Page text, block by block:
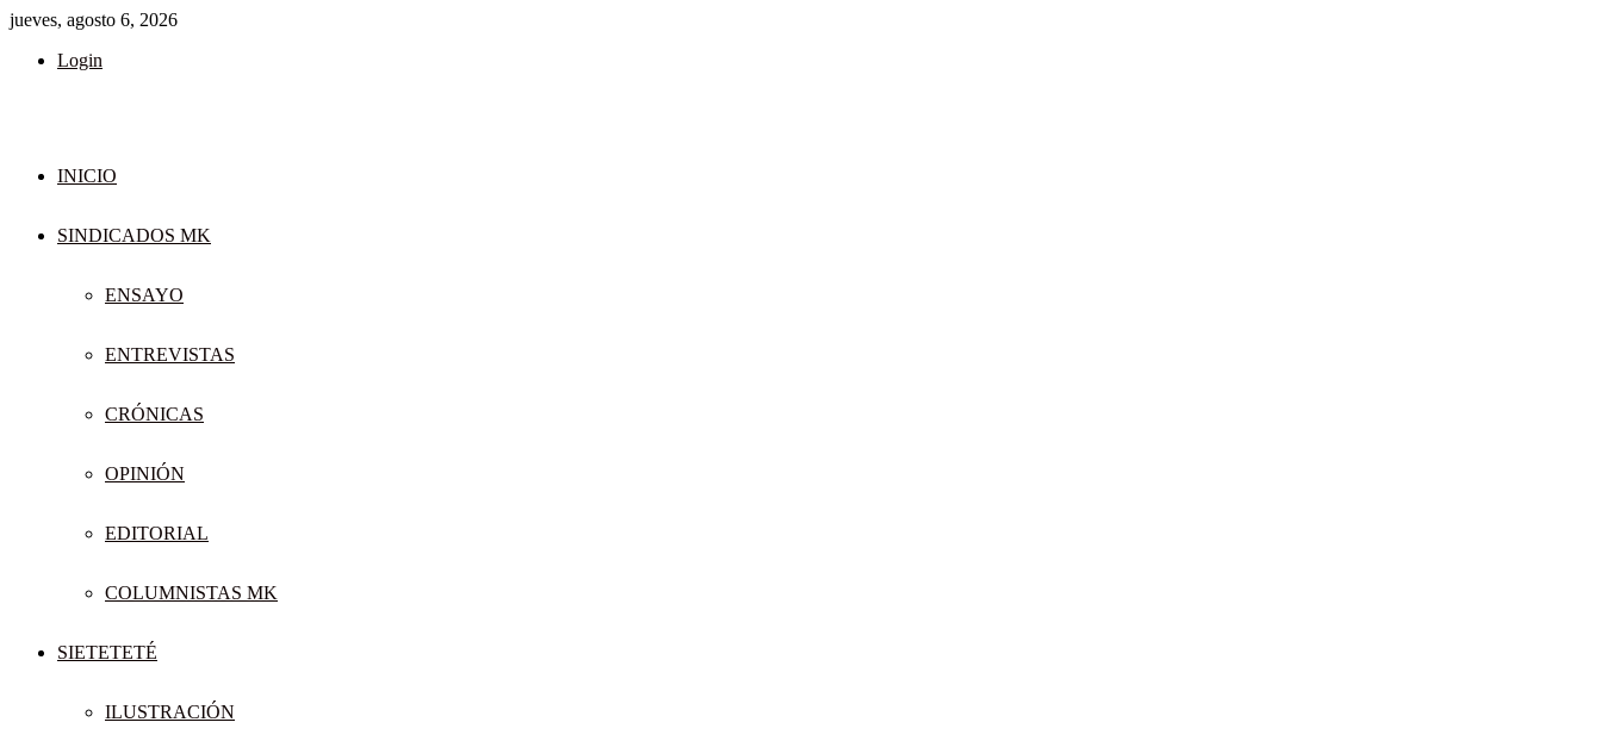
jueves, agosto 6, 2026
Login
INICIO
SINDICADOS MK
ENSAYO
ENTREVISTAS
CRÓNICAS
OPINIÓN
EDITORIAL
COLUMNISTAS MK
SIETETETÉ
ILUSTRACIÓN